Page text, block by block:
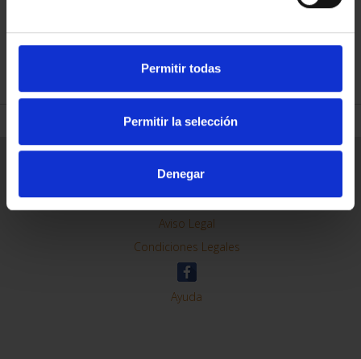
Permitir todas
Permitir la selección
Denegar
REFINAR
Contacto
Preguntas Frequentes (FAQs)
Aviso Legal
Condiciones Legales
Ayuda